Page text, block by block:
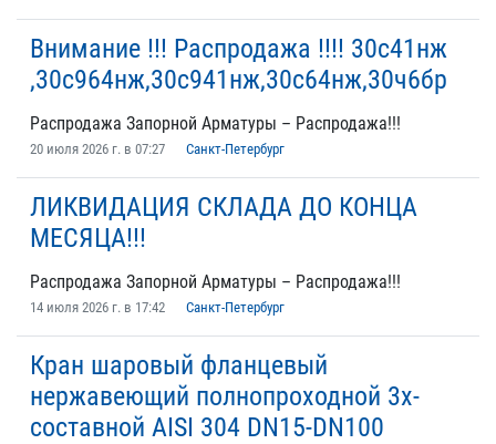
Внимание !!! Распродажа !!!! 30с41нж
,30с964нж,30с941нж,30с64нж,30ч6бр
Распродажа Запорной Арматуры – Распродажа!!!
20 июля 2026 г. в 07:27 Санкт-Петербург
ЛИКВИДАЦИЯ СКЛАДА ДО КОНЦА
МЕСЯЦА!!!
Распродажа Запорной Арматуры – Распродажа!!!
14 июля 2026 г. в 17:42 Санкт-Петербург
Кран шаровый фланцевый
нержавеющий полнопроходной 3х-
составной AISI 304 DN15-DN100